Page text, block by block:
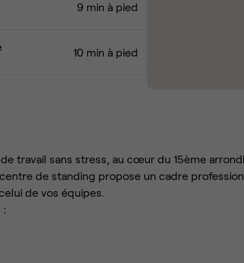
9 min à pied
10 min à pied
travail sans stress, au cœur du 15ème
de standing propose un cadre
de vos équipes.
: